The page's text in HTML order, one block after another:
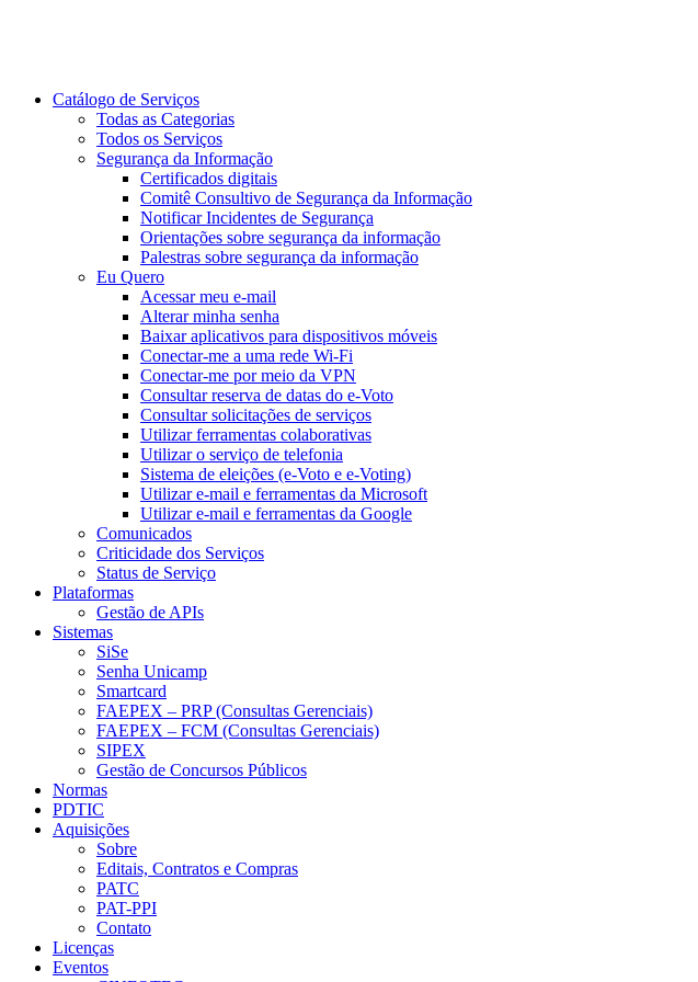
Catálogo de Serviços
Todas as Categorias
Todos os Serviços
Segurança da Informação
Certificados digitais
Comitê Consultivo de Segurança da Informação
Notificar Incidentes de Segurança
Orientações sobre segurança da informação
Palestras sobre segurança da informação
Eu Quero
Acessar meu e-mail
Alterar minha senha
Baixar aplicativos para dispositivos móveis
Conectar-me a uma rede Wi-Fi
Conectar-me por meio da VPN
Consultar reserva de datas do e-Voto
Consultar solicitações de serviços
Utilizar ferramentas colaborativas
Utilizar o serviço de telefonia
Sistema de eleições (e-Voto e e-Voting)
Utilizar e-mail e ferramentas da Microsoft
Utilizar e-mail e ferramentas da Google
Comunicados
Criticidade dos Serviços
Status de Serviço
Plataformas
Gestão de APIs
Sistemas
SiSe
Senha Unicamp
Smartcard
FAEPEX – PRP (Consultas Gerenciais)
FAEPEX – FCM (Consultas Gerenciais)
SIPEX
Gestão de Concursos Públicos
Normas
PDTIC
Aquisições
Sobre
Editais, Contratos e Compras
PATC
PAT-PPI
Contato
Licenças
Eventos